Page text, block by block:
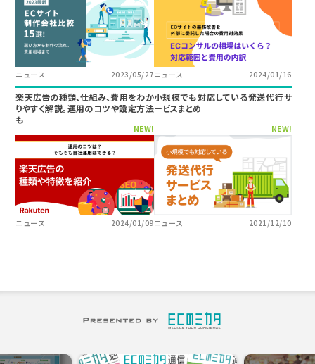
ニュース 2023/05/27ニュース 2024/01/16
楽天広告の種類、仕組み、費用をわか
りやすく解説。運用のコツや設定方法
も
NEW!
ニュース 2024/01/09
小規模でも対応している発送代行サ
ービスまとめ
NEW!
ニュース 2021/12/10